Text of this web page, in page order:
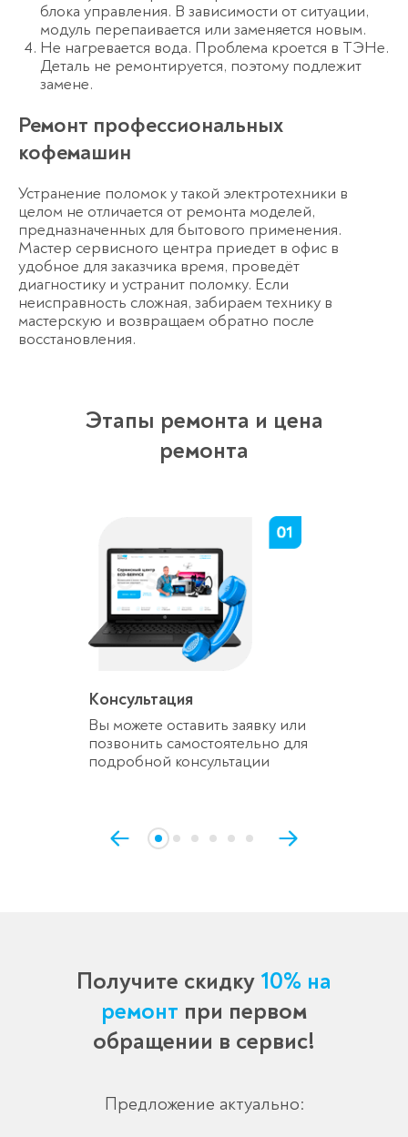
блока управления. В зависимости от ситуации,
модуль перепаивается или заменяется новым.
Не нагревается вода. Проблема кроется в ТЭНе.
Деталь не ремонтируется, поэтому подлежит
замене.
Ремонт профессиональных
кофемашин
Устранение поломок у такой электротехники в
целом не отличается от ремонта моделей,
предназначенных для бытового применения.
Мастер сервисного центра приедет в офис в
удобное для заказчика время, проведёт
диагностику и устранит поломку. Если
неисправность сложная, забираем технику в
мастерскую и возвращаем обратно после
восстановления.
Этапы ремонта и цена
ремонта
Консультация
Вы можете оставить заявку или
позвонить самостоятельно для
подробной консультации
Получите скидку 10% на
ремонт при первом
обращении в сервис!
Предложение актуально: